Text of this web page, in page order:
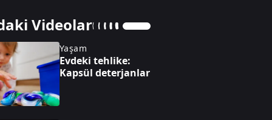
Videolar
Yaşam
Evdeki tehlike:
Kapsül deterjanlar